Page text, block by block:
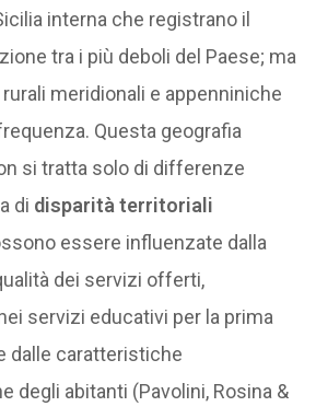
interna che registrano il
tra i più deboli del Paese; ma
meridionali e appenniniche
Questa geografia
si tratta solo di differenze
di disparità territoriali
essere influenzate dalla
dei servizi offerti,
servizi educativi per la prima
dalle caratteristiche
degli abitanti (Pavolini, Rosina &